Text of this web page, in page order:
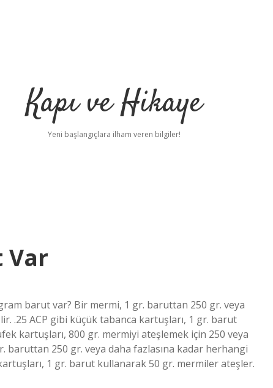
Kapı ve Hikaye
Yeni başlangıçlara ilham veren bilgiler!
Var
barut var? Bir mermi, 1 gr. baruttan 250 gr. veya
.25 ACP gibi küçük tabanca kartuşları, 1 gr. barut
kartuşları, 800 gr. mermiyi ateşlemek için 250 veya
baruttan 250 gr. veya daha fazlasına kadar herhangi
1 gr. barut kullanarak 50 gr. mermiler ateşler.